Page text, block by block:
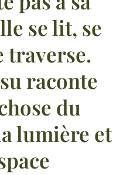
se lit, se
traverse.
raconte
du
lumière et